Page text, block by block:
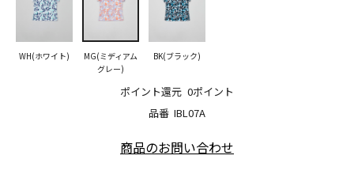
品番 IBL07A
ポイント還元 0ポイント
WH(ホワイト)
MG(ミディアム
グレー)
BK(ブラック)
商品のお問い合わせ